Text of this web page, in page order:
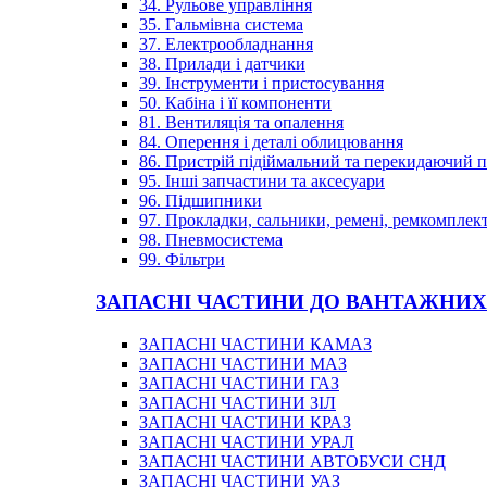
34. Рульове управління
35. Гальмівна система
37. Електрообладнання
38. Прилади і датчики
39. Інструменти і пристосування
50. Кабіна і її компоненти
81. Вентиляція та опалення
84. Оперення і деталі облицювання
86. Пристрій підіймальний та перекидаючий
95. Інші запчастини та аксесуари
96. Підшипники
97. Прокладки, сальники, ремені,
98. Пневмосистема
99. Фільтри
ЗАПАСНІ ЧАСТИНИ ДО
ЗАПАСНІ ЧАСТИНИ КАМАЗ
ЗАПАСНІ ЧАСТИНИ МАЗ
ЗАПАСНІ ЧАСТИНИ ГАЗ
ЗАПАСНІ ЧАСТИНИ ЗІЛ
ЗАПАСНІ ЧАСТИНИ КРАЗ
ЗАПАСНІ ЧАСТИНИ УРАЛ
ЗАПАСНІ ЧАСТИНИ АВТОБУСИ СНД
ЗАПАСНІ ЧАСТИНИ УАЗ